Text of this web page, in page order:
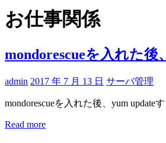
お仕事関係
mondorescueを入れた
admin 2017 年 7 月 13 日 サーバ管理
mondorescueを入れた後、yum update
Read more